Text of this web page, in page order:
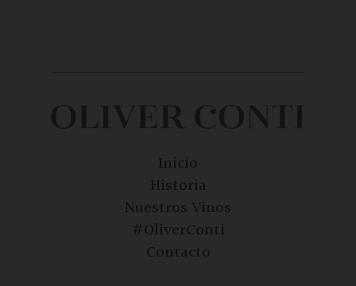
Inicio
Historia
Nuestros Vinos
#OliverConti
Contacto